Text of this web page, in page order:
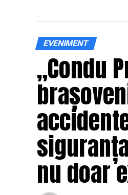
EVENIMENT
„Condu
nu doar